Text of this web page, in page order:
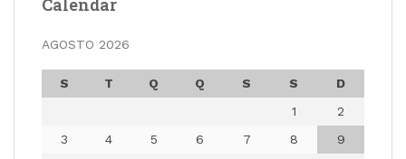
Calendar
AGOSTO 2026
S T Q Q S S
D
1
2
3
4 5 6 7 8
9